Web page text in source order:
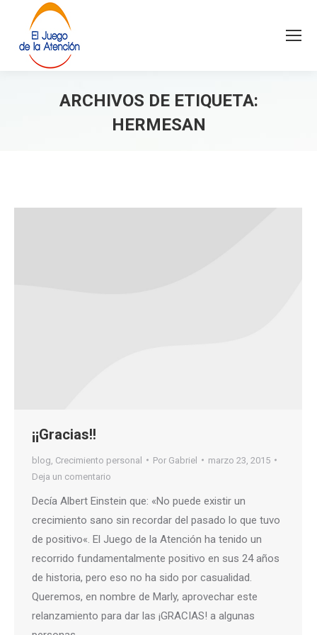
ARCHIVOS DE ETIQUETA:
HERMESAN
¡¡Gracias!!
blog Crecimiento personal Por Gabriel
marzo 23, 2015
Deja un comentario
Decía Albert Einstein que: «No puede existir un
crecimiento sano sin recordar del pasado lo que tuvo
de positivo«. El Juego de la Atención ha tenido un
recorrido fundamentalmente positivo en sus 24 años
de historia, pero eso no ha sido por casualidad.
Queremos, en nombre de Marly, aprovechar este
relanzamiento para dar las ¡GRACIAS! a algunas